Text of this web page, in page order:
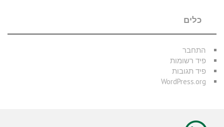
כלים
התחבר
פיד רשומות
פיד תגובות
WordPress.org